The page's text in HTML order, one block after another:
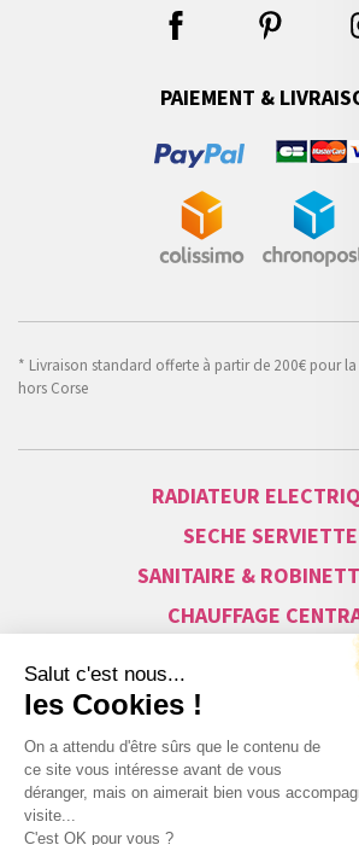
PAIEMENT &
* Livraison standard offerte à partir de 200€ pour
hors Corse
RADIATEUR
SECHE SERVIETTE
SANITAIRE &
CHAUFFAGE
ALARME &
MAISON
VISIOPHONE &
LUMINAIRES &